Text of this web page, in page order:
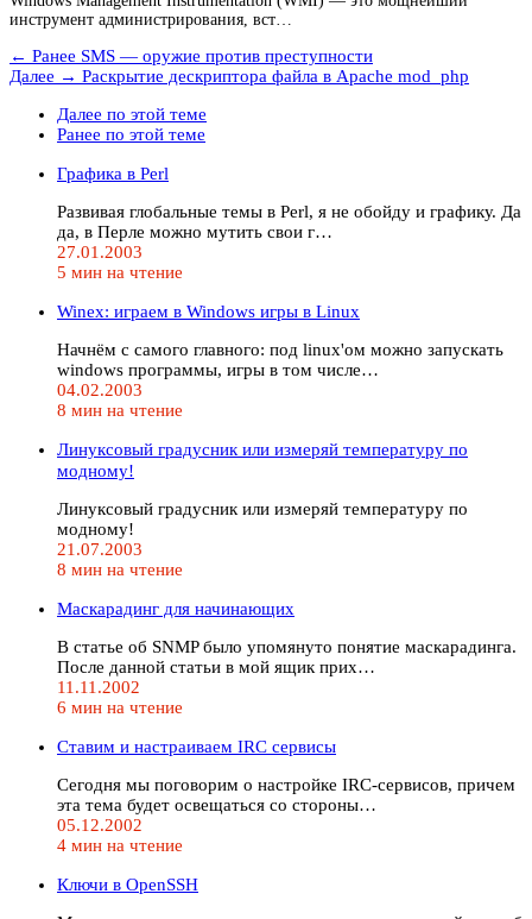
инструмент администрирования, вст…
← Ранее SMS — оружие против преступности
Далее → Раскрытие дескриптора файла в Apache mod_php
Далее по этой теме
Ранее по этой теме
Графика в Perl
Развивая глобальные темы в Perl, я не обойду и графику. Да
да, в Перле можно мутить свои г…
27.01.2003
5 мин на чтение
Winex: играем в Windows игры в Linux
Начнём с самого главного: под linux'ом можно запускать
windows программы, игры в том числе…
04.02.2003
8 мин на чтение
Линуксовый градусник или измеряй температуру по
модному!
Линуксовый градусник или измеряй температуру по
модному!
21.07.2003
8 мин на чтение
Маскарадинг для начинающих
В статье об SNMP было упомянуто понятие маскарадинга.
После данной статьи в мой ящик прих…
11.11.2002
6 мин на чтение
Ставим и настраиваем IRC сервисы
Сегодня мы поговорим о настройке IRC-сервисов, причем
эта тема будет освещаться со стороны…
05.12.2002
4 мин на чтение
Ключи в OpenSSH